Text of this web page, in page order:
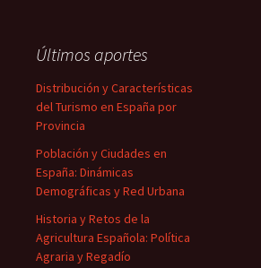
Últimos aportes
Distribución y Características
del Turismo en España por
Provincia
Población y Ciudades en
España: Dinámicas
Demográficas y Red Urbana
Historia y Retos de la
Agricultura Española: Política
Agraria y Regadío